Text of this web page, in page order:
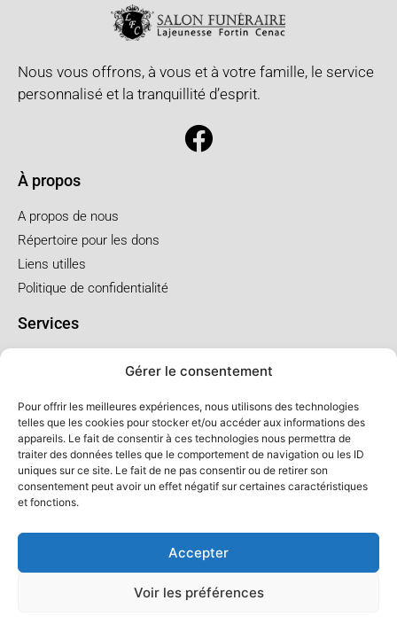
Gérer le consentement
Pour offrir les meilleures expériences, nous utilisons des technologies
telles que les cookies pour stocker et/ou accéder aux informations des
appareils. Le fait de consentir à ces technologies nous permettra de
traiter des données telles que le comportement de navigation ou les ID
uniques sur ce site. Le fait de ne pas consentir ou de retirer son
consentement peut avoir un effet négatif sur certaines caractéristiques
et fonctions.
Accepter
Voir les préférences
Nous vous offrons, à vous et à votre famille, le service
personnalisé et la tranquillité d’esprit.
À propos
A propos de nous
Répertoire pour les dons
Liens utilles
Politique de confidentialité
Services
Funérailles au salon
Forfaits et prix
Forfait crémation
Forfait service à l'église